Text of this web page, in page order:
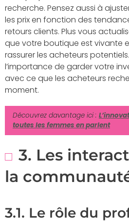
recherche. Pensez aussi à
les prix en fonction des
retours clients. Plus vous
que votre boutique est vivante
rassurer les acheteurs
l’importance de garder votre
avec ce que les acheteurs
moment.
Découvrez davantage ici :
toutes les femmes en parlent
3. Les
la
3.1. Le rôle du